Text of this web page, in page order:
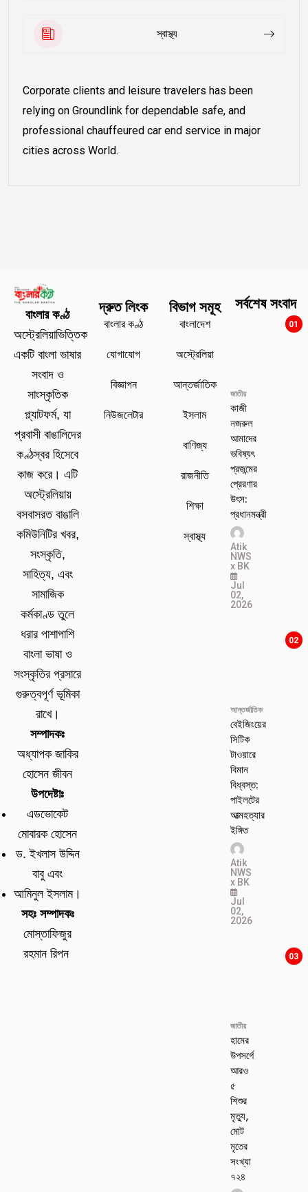
স্বাস্থ্য
Corporate clients and leisure travelers has been
relying on Groundlink for dependable safe, and
professional chauffeured car end service in major
cities across World.
বাংলার কণ্ঠ
অস্ট্রেলিয়াভিত্তিক
একটি বাংলা ভাষার
সংবাদ ও
সাংস্কৃতিক
প্ল্যাটফর্ম, যা
প্রবাসী বাঙালিদের
কণ্ঠস্বর হিসেবে
কাজ করে। এটি
অস্ট্রেলিয়ায়
বসবাসরত বাঙালি
কমিউনিটির খবর,
সংস্কৃতি,
সাহিত্য, এবং
সামাজিক
কর্মকাণ্ড তুলে
ধরার পাশাপাশি
বাংলা ভাষা ও
সংস্কৃতির প্রসারে
গুরুত্বপূর্ণ ভূমিকা
রাখে।
সম্পাদকঃ
অধ্যাপক জাকির
হোসেন জীবন
উপদেষ্টাঃ
এডভোকেট
মোবারক হোসেন
ড. ইখলাস উদ্দিন
বাবু এবং
আমিনুল ইসলাম।
সহঃ সম্পাদকঃ
মোস্তাফিজুর
রহমান রিপন
দ্রুত লিংক
বাংলার কণ্ঠ
যোগাযোগ
বিজ্ঞাপন
নিউজলেটার
বিভাগ সমূহ
বাংলাদেশ
অস্ট্রেলিয়া
আন্তর্জাতিক
ইসলাম
বাণিজ্য
রাজনীতি
শিক্ষা
স্বাস্থ্য
সর্বশেষ সংবাদ
01
জাতীয়
কাজী
নজরুল
আমাদের
ভবিষ্যৎ
প্রজন্মের
প্রেরণার
উৎস:
প্রধানমন্ত্রী
Atik
NWS
x BK
Jul
02,
2026
02
আন্তর্জাতিক
বেইজিংয়ের
সিটিক
টাওয়ারে
বিমান
বিধ্বস্ত:
পাইলটের
আত্মহত্যার
ইঙ্গিত
Atik
NWS
x BK
Jul
02,
2026
03
জাতীয়
হামের
উপসর্গে
আরও
৫
শিশুর
মৃত্যু,
মোট
মৃতের
সংখ্যা
৭২৪